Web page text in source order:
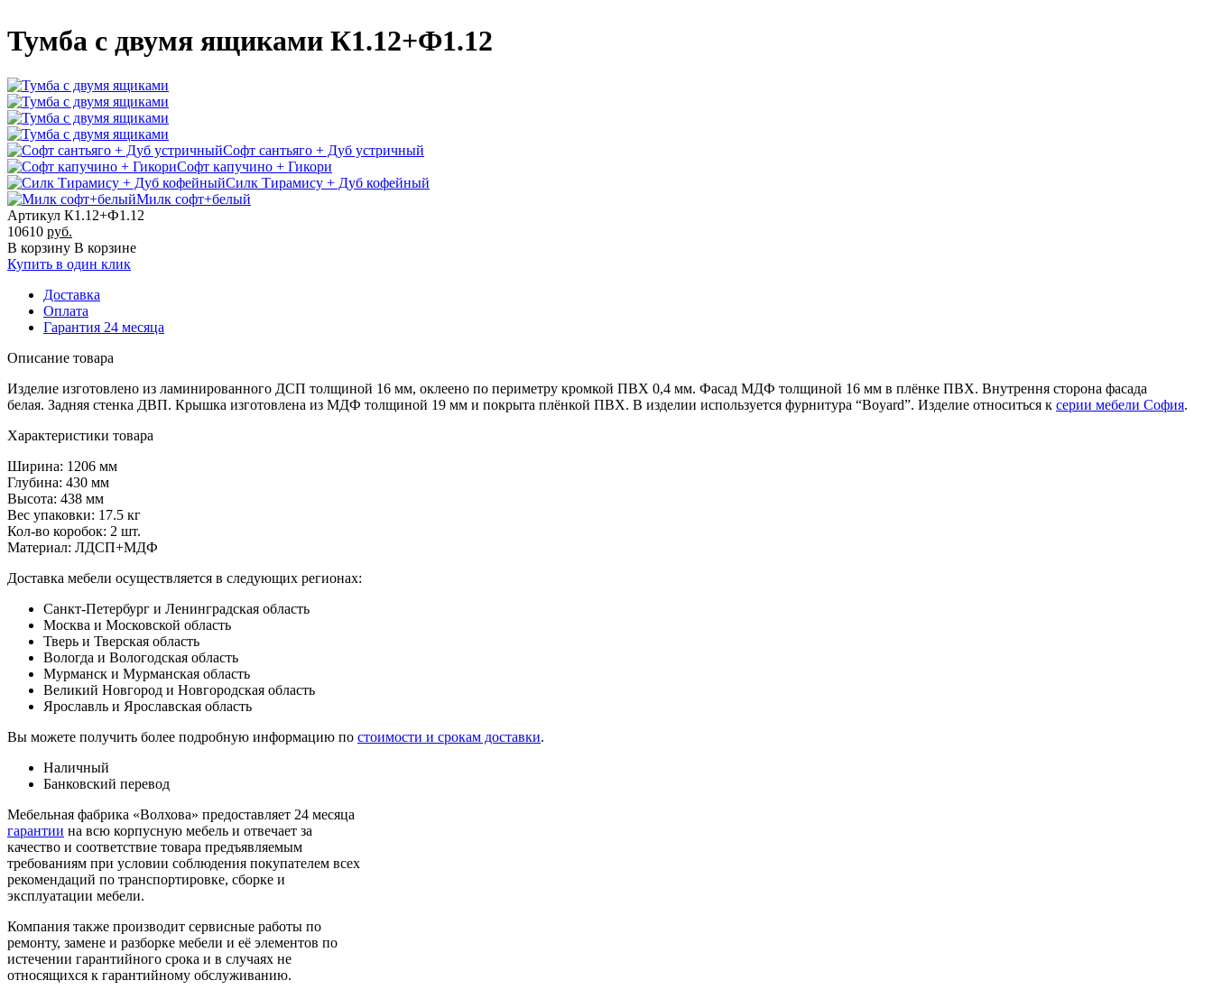
Тумба с двумя ящиками К1.12+Ф1.12
Софт сантьяго + Дуб устричный
Софт капучино + Гикори
Силк Тирамису + Дуб кофейный
Милк софт+белый
Артикул К1.12+Ф1.12
10610 руб.
В корзину В корзине
Купить в один клик
Доставка
Оплата
Гарантия 24 месяца
Описание товара
Изделие изготовлено из ламинированного ДСП толщиной 16 мм, оклеено по периметру кромкой ПВХ 0,4 мм. Фасад МДФ толщиной 16 мм в плёнке ПВХ. Внутрення сторона фасада
белая. Задняя стенка ДВП. Крышка изготовлена из МДФ толщиной 19 мм и покрыта плёнкой ПВХ. В изделии используется фурнитура “Boyard”. Изделие относиться к серии мебели София.
Характеристики товара
Ширина: 1206 мм
Глубина: 430 мм
Высота: 438 мм
Вес упаковки: 17.5 кг
Кол-во коробок: 2 шт.
Материал: ЛДСП+МДФ
Доставка мебели осуществляется в следующих регионах:
Санкт-Петербург и Ленинградская область
Москва и Московской область
Тверь и Тверская область
Вологда и Вологодская область
Мурманск и Мурманская область
Великий Новгород и Новгородская область
Ярославль и Ярославская область
Вы можете получить более подробную информацию по стоимости и срокам доставки.
Наличный
Банковский перевод
Мебельная фабрика «Волхова» предоставляет 24 месяца
гарантии на всю корпусную мебель и отвечает за
качество и соответствие товара предъяв­ляе­мым
требованиям при условии соблюдения покупателем всех
рекомендаций по транспорти­ровке, сборке и
эксплуатации мебели.
Компания также производит сервисные работы по
ремонту, замене и разборке мебели и её элементов по
истечении гарантийного срока и в случаях не
относящихся к гарантийному обслуживанию.